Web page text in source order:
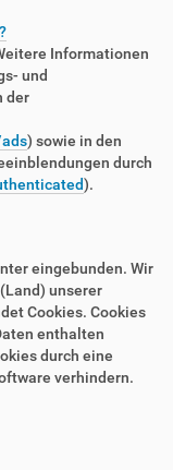
Informationen
und
der
) sowie in den
durch
).
eingebunden. Wir
unserer
Cookies. Cookies
enthalten
durch eine
verhindern.